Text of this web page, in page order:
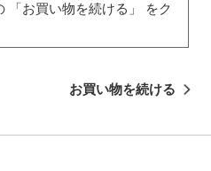
「お買い物を続ける」 をク
お買い物を続ける